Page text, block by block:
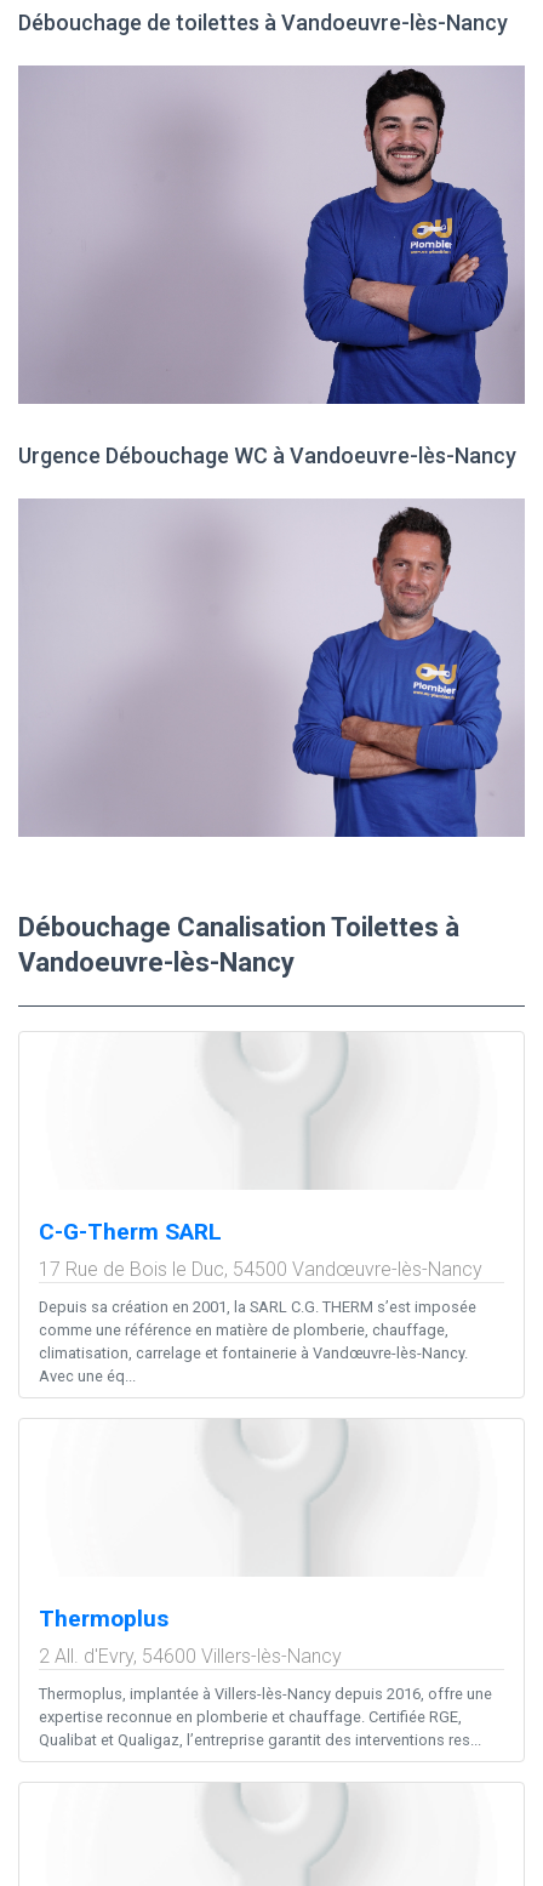
Débouchage de toilettes à Vandoeuvre-lès-Nancy
Urgence Débouchage WC à Vandoeuvre-lès-Nancy
Débouchage Canalisation Toilettes à
Vandoeuvre-lès-Nancy
C-G-Therm SARL
17 Rue de Bois le Duc, 54500 Vandœuvre-lès-Nancy
Depuis sa création en 2001, la SARL C.G. THERM s’est imposée
comme une référence en matière de plomberie, chauffage,
climatisation, carrelage et fontainerie à Vandœuvre-lès-Nancy.
Avec une éq...
Thermoplus
2 All. d'Evry, 54600 Villers-lès-Nancy
Thermoplus, implantée à Villers-lès-Nancy depuis 2016, offre une
expertise reconnue en plomberie et chauffage. Certifiée RGE,
Qualibat et Qualigaz, l’entreprise garantit des interventions res...